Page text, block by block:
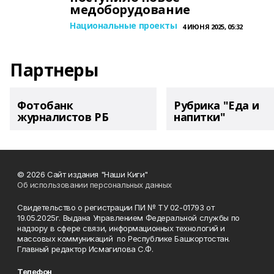
медоборудование
Национальные проекты 4 ИЮНЯ 2025, 05:32
Партнеры
Фотобанк
журналистов РБ
Рубрика "Еда и
напитки"
© 2026 Сайт издания "Наши Киги"
Об использовании персональных данных
Свидетельство о регистрации ПИ № ТУ 02-01793 от
19.05.2025г. Выдана Управлением Федеральной службы по
надзору в сфере связи, информационных технологий и
массовых коммуникаций по Республике Башкортостан.
Главный редактор Исмагилова С.Ф.
Телефон